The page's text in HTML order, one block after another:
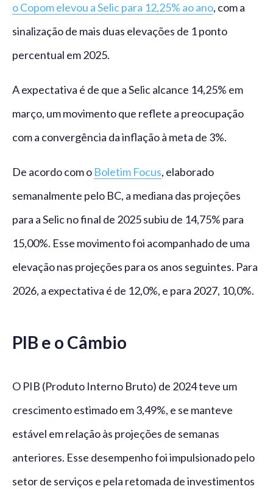
o Copom elevou a Selic para 12,25% ao ano, com a
sinalização de mais duas elevações de 1 ponto
percentual em 2025.
A expectativa é de que a Selic alcance 14,25% em
março, um movimento que reflete a preocupação
com a convergência da inflação à meta de 3%.
De acordo com o Boletim Focus, elaborado
semanalmente pelo BC, a mediana das projeções
para a Selic no final de 2025 subiu de 14,75% para
15,00%. Esse movimento foi acompanhado de uma
elevação nas projeções para os anos seguintes. Para
2026, a expectativa é de 12,0%, e para 2027, 10,0%.
PIB e o Câmbio
O PIB (Produto Interno Bruto) de 2024 teve um
crescimento estimado em 3,49%, e se manteve
estável em relação às projeções de semanas
anteriores. Esse desempenho foi impulsionado pelo
setor de serviços e pela retomada de investimentos